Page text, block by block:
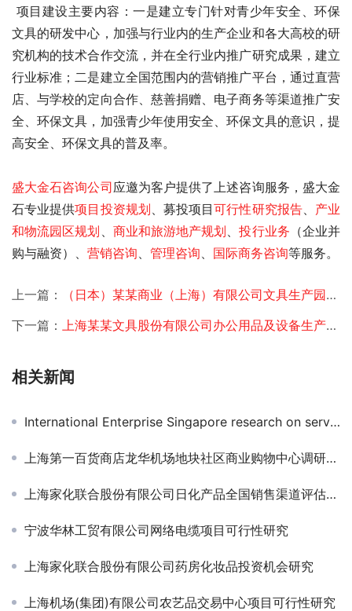
文具的研发中心，加强与行业内的生产企业和各大高校的研
究机构的技术合作交流，并在全行业内推广研究成果，建立
行业标准；二是建立全国范围内的营销推广平台，通过直营
店、与学校的定向合作、慈善捐赠、电子商务等渠道推广安
全、环保文具，加强青少年使用安全、环保文具的意识，提
高安全、环保文具的普及率。
盛大金石咨询公司应邀为客户提供了上述咨询服务，盛大金
石专业提供项目投资规划、募投项目可行性研究报告、 产业
和物流园区规划 、 商业和旅游地产规划、投行业务 （企业并
购与融资）、 营销咨询、 管理咨询、 国际商务咨询等服务。
上一篇：
（日本）某某商业（上海）有限公司文具生产园区建设节能评估
下一篇： 上海某某文具股份有限公司办公用品及设备生产基地节能评估
相关新闻
International Enterprise Singapore research on service industry development in China
上海第一百货商店龙华机场地块社区商业购物中心调研规划
上海家化联合股份有限公司日化产品全国销售渠道评估与策略
宁波华林工贸有限公司网络电缆项目可行性研究
上海家化联合股份有限公司药房化妆品投资机会研究
上海机场(集团)有限公司农艺品交易中心项目可行性研究